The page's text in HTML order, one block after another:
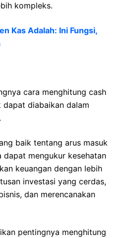
kompleks.
Kas Adalah: Ini Fungsi,
cara menghitung cash
diabaikan dalam
baik tentang arus masuk
dapat mengukur kesehatan
keuangan dengan lebih
investasi yang cerdas,
dan merencanakan
pentingnya menghitung